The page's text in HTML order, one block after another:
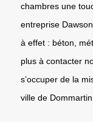
chambres une
entreprise
à effet : béton,
plus à contacter
s’occuper de la
ville de